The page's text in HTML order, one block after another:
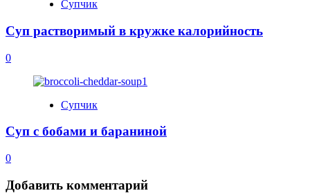
Супчик
Суп растворимый в кружке калорийность
0
Супчик
Суп с бобами и бараниной
0
Добавить комментарий